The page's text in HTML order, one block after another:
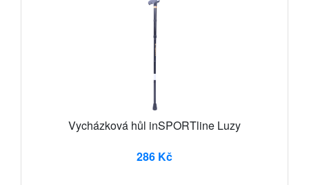
Vycházková hůl inSPORTline Luzy
286 Kč